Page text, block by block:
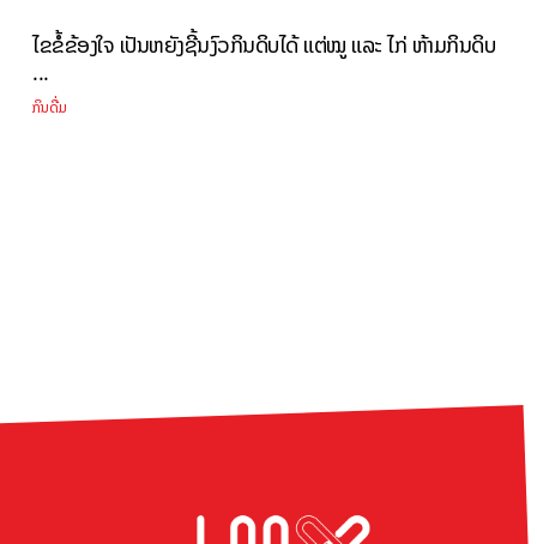
ໄຂຂໍ້ຂ້ອງໃຈ ເປັນຫຍັງຊີ້ນງົວກິນດິບໄດ້ ແຕ່ໝູ ແລະ ໄກ່ ຫ້າມກິນດິບ
...
ກິນດື່ມ